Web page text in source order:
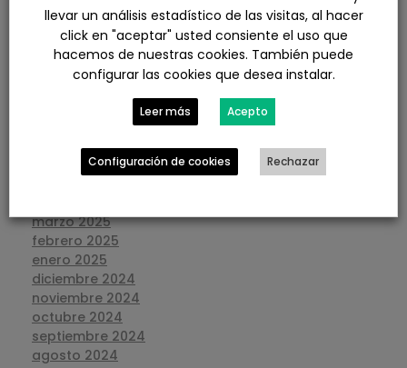
febrero 2026
enero 2026
diciembre 2025
noviembre 2025
octubre 2025
septiembre 2025
julio 2025
junio 2025
marzo 2025
febrero 2025
enero 2025
diciembre 2024
noviembre 2024
octubre 2024
septiembre 2024
agosto 2024
llevar un análisis estadístico de las visitas, al hacer
click en "aceptar" usted consiente el uso que
hacemos de nuestras cookies. También puede
configurar las cookies que desea instalar.
Leer más Acepto
Configuración de cookies Rechazar